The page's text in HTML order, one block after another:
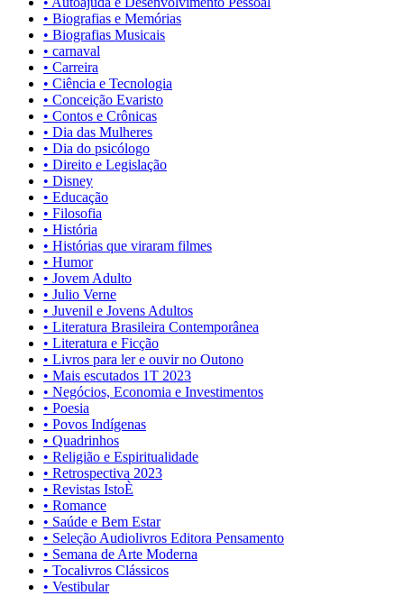
• Biografias e Memórias
• Biografias Musicais
• carnaval
• Carreira
• Ciência e Tecnologia
• Conceição Evaristo
• Contos e Crônicas
• Dia das Mulheres
• Dia do psicólogo
• Direito e Legislação
• Disney
• Educação
• Filosofia
• História
• Histórias que viraram filmes
• Humor
• Jovem Adulto
• Julio Verne
• Juvenil e Jovens Adultos
• Literatura Brasileira Contemporânea
• Literatura e Ficção
• Livros para ler e ouvir no Outono
• Mais escutados 1T 2023
• Negócios, Economia e Investimentos
• Poesia
• Povos Indígenas
• Quadrinhos
• Religião e Espiritualidade
• Retrospectiva 2023
• Revistas IstoÈ
• Romance
• Saúde e Bem Estar
• Seleção Audiolivros Editora Pensamento
• Semana de Arte Moderna
• Tocalivros Clássicos
• Vestibular